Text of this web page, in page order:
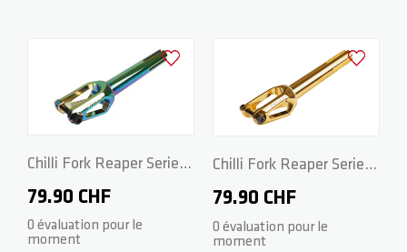
Chilli Fork Reaper Series
- Spider HIC 160mm -
Rainbow
79.90 CHF
0 évaluation pour le
moment
Ajouter à la liste d'achats
Chilli Fork Reaper Series
- Spider HIC 160mm -
Crown gold
79.90 CHF
0 évaluation pour le
moment
Ajouter à